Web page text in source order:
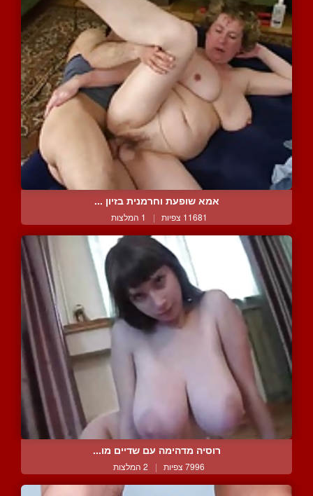
אמא שופעת וחרמנית בזיון ...
11681 צפיות | 1 המלצות
רוסיה מדהימה עם שדיים מו...
7996 צפיות | 2 המלצות